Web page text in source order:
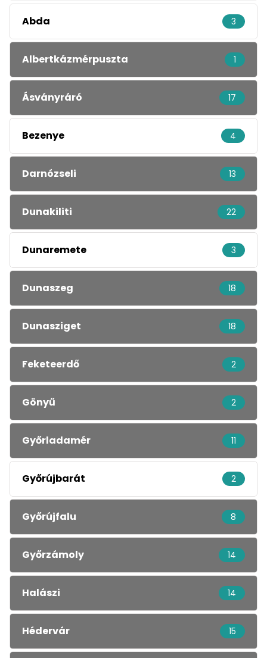
Abda 3
Albertkázmérpuszta 1
Ásványráró 17
Bezenye 4
Darnózseli 13
Dunakiliti 22
Dunaremete 3
Dunaszeg 18
Dunasziget 18
Feketeerdő 2
Gönyű 2
Győrladamér 11
Győrújbarát 2
Győrújfalu 8
Győrzámoly 14
Halászi 14
Hédervár 15